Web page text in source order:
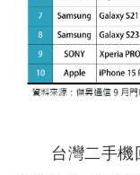
台灣二手機回